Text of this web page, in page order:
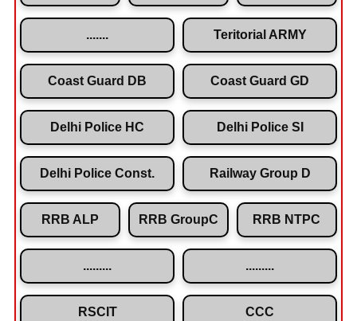
Teritorial ARMY
Coast Guard DB Coast Guard GD
Delhi Police HC Delhi Police SI
Delhi Police Const. Railway Group D
RRB ALP RRB GroupC RRB NTPC
RSCIT CCC